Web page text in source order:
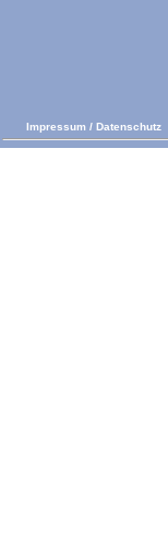
Impressum / Datenschutz